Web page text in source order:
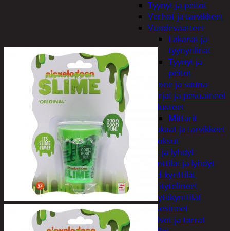
Tyynyt ja peitot
Verhot ja tarvikkeet
Vuodevaatteet
Lakanat ja
tyynynlinat
Tyynyt ja
peitot
Kylpyhuone ja sauna
Harjat ja pesuaineet
Kalusteet
Mittarit
Kiukaat ja tarvikkeet
Tuoksut
Kynttilät ja lyhdyt
Kynttilät ja lyhdyt
Led-kynttilät
Lyhtytelineet
Pöytäkynttilät
Sisustusesineet
Kalvot ja tarrat